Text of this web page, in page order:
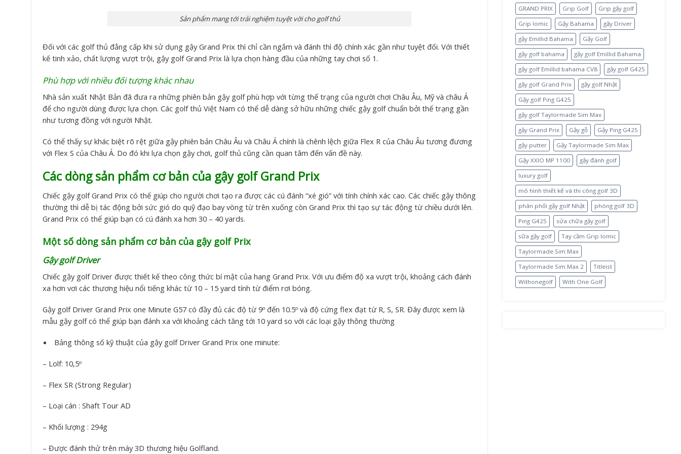
Sản phẩm mang tới trải nghiệm tuyệt vời cho golf thủ
Đối với các golf thủ đẳng cấp khi sử dụng gậy Grand Prix thì chỉ cần ngắm và đánh thì độ chính xác gần như tuyệt đối. Với thiết
kế tinh xảo, chất lượng vượt trội, gậy golf Grand Prix là lựa chọn hàng đầu của những tay chơi số 1.
Phù hợp với nhiều đối tượng khác nhau
Nhà sản xuất Nhật Bản đã đưa ra những phiên bản gậy golf phù hợp với từng thể trạng của người chơi Châu Âu, Mỹ và châu Á
để cho người dùng được lựa chọn. Các golf thủ Việt Nam có thể dễ dàng sở hữu những chiếc gậy golf chuẩn bởi thể trạng gần
như tương đồng với người Nhật.
Có thể thấy sự khác biệt rõ rệt giữa gậy phiên bản Châu Âu và Châu Á chính là chênh lệch giữa Flex R của Châu Âu tương đương
với Flex S của Châu Á. Do đó khi lựa chọn gậy chơi, golf thủ cũng cần quan tâm đến vấn đề này.
Các dòng sản phẩm cơ bản của gậy golf Grand Prix
Chiếc gậy golf Grand Prix có thể giúp cho người chơi tạo ra được các cú đánh “xé gió” với tính chính xác cao. Các chiếc gậy thông
thường thì dễ bị tác động bởi sức gió do quỹ đạo bay vòng từ trên xuống còn Grand Prix thì tạo sự tác động từ chiều dưới lên.
Grand Prix có thể giúp bạn có cú đánh xa hơn 30 – 40 yards.
Một số dòng sản phẩm cơ bản của gậy golf Prix
Gậy golf Driver
Chiếc gậy golf Driver được thiết kế theo công thức bí mật của hang Grand Prix. Với ưu điểm độ xa vượt trội, khoảng cách đánh
xa hơn vơi các thương hiệu nổi tiếng khác từ 10 – 15 yard tính từ điểm rơi bóng.
Gậy golf Driver Grand Prix one Minute G57 có đầy đủ các độ từ 9º đến 10.5º và độ cứng flex đạt từ R, S, SR. Đây được xem là
mẫu gậy golf có thể giúp bạn đánh xa với khoảng cách tăng tới 10 yard so với các loại gậy thông thường
Bảng thông số kỹ thuật của gậy golf Driver Grand Prix one minute:
– Lolf: 10,5º
– Flex SR (Strong Regular)
– Loại cán : Shaft Tour AD
– Khối lượng : 294g
– Được đánh thử trên máy 3D thương hiệu Golfland.
GRAND PRIX
Grip Golf
Grip gậy golf
Grip Iomic
Gậy Bahama
gậy Driver
gậy Emillid Bahama
Gậy Golf
gậy golf bahama
gậy golf Emillid Bahama
gậy golf Emillid bahama CV8
gậy golf G425
gậy golf Grand Prix
gậy golf Nhật
Gậy golf Ping G425
gậy golf Taylormade Sim Max
gậy Grand Prix
Gậy gỗ
Gậy Ping G425
gậy putter
Gậy Taylormade Sim Max
Gậy XXIO MP 1100
gậy đánh golf
luxury golf
mô hình thiết kế và thi công golf 3D
phân phối gậy golf Nhật
phòng golf 3D
Ping G425
sửa chữa gậy golf
sữa gậy golf
Tay cầm Grip Iomic
Taylormade Sim Max
Taylormade Sim Max 2
Titleist
Withonegolf
With One Golf